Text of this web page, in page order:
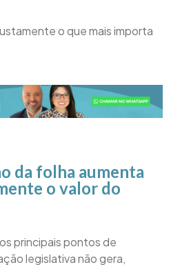
o que mais importa
da folha aumenta
o valor do
principais pontos de
legislativa não gera,